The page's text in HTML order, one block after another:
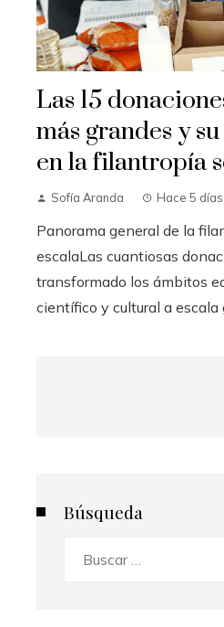
Las 15
más grandes y
en la filantropía
Sofía Aranda Hace 5 días
Panorama general de la
escalaLas cuantiosas
transformado los ámbitos
científico y cultural a escala
Búsqueda